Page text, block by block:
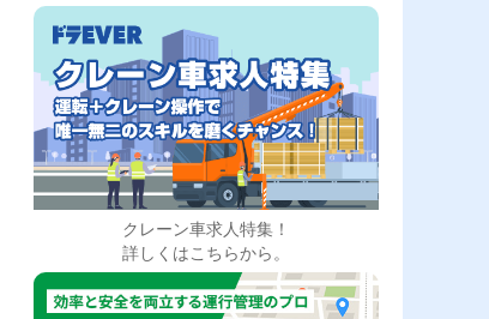
クレーン車求人特集！
詳しくはこちらから。